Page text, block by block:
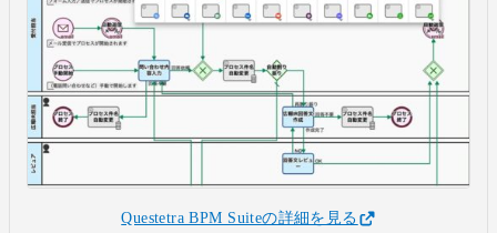
Questetra BPM Suiteの詳細を見る